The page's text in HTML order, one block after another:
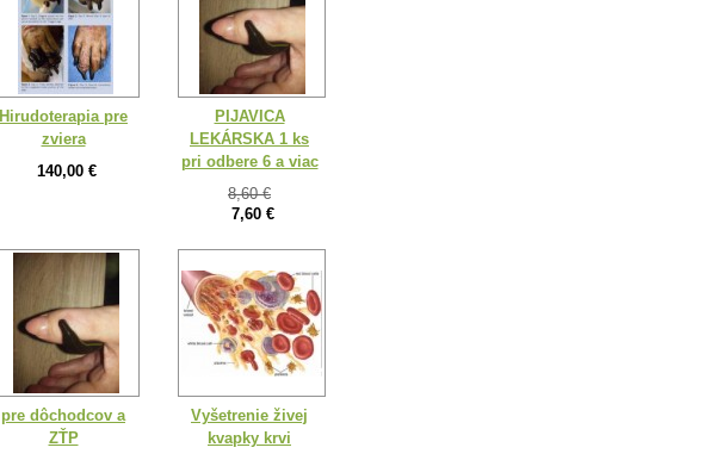
Hirudoterapia pre
zviera
140,00 €
PIJAVICA
LEKÁRSKA 1 ks
pri odbere 6 a viac
8,60 €
7,60 €
pre dôchodcov a
ZŤP
Vyšetrenie živej
kvapky krvi